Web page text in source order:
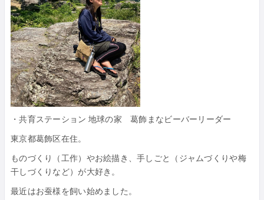
・共育ステーション 地球の家 葛飾まなビーバーリーダー
東京都葛飾区在住。
ものづくり（工作）やお絵描き、手しごと（ジャムづくりや梅
干しづくりなど）が大好き。
最近はお蚕様を飼い始めました。